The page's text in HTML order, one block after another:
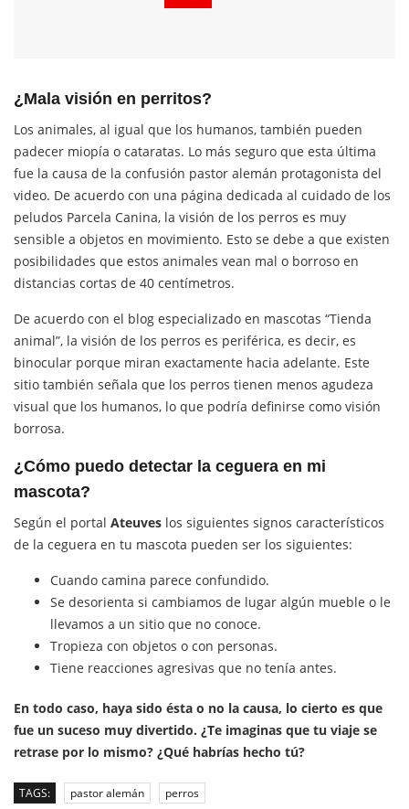
¿Mala visión en perritos?
Los animales, al igual que los humanos, también pueden
padecer miopía o cataratas. Lo más seguro que esta última
fue la causa de la confusión pastor alemán protagonista del
video. De acuerdo con una página dedicada al cuidado de los
peludos Parcela Canina, la visión de los perros es muy
sensible a objetos en movimiento. Esto se debe a que existen
posibilidades que estos animales vean mal o borroso en
distancias cortas de 40 centímetros.
De acuerdo con el blog especializado en mascotas “Tienda
animal”, la visión de los perros es periférica, es decir, es
binocular porque miran exactamente hacia adelante. Este
sitio también señala que los perros tienen menos agudeza
visual que los humanos, lo que podría definirse como visión
borrosa.
¿Cómo puedo detectar la ceguera en mi
mascota?
Según el portal Ateuves los siguientes signos característicos
de la ceguera en tu mascota pueden ser los siguientes:
Cuando camina parece confundido.
Se desorienta si cambiamos de lugar algún mueble o le
llevamos a un sitio que no conoce.
Tropieza con objetos o con personas.
Tiene reacciones agresivas que no tenía antes.
En todo caso, haya sido ésta o no la causa, lo cierto es que
fue un suceso muy divertido. ¿Te imaginas que tu viaje se
retrase por lo mismo? ¿Qué habrías hecho tú?
TAGS: pastor alemán perros